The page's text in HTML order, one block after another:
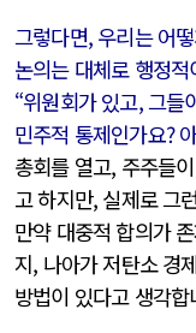
그렇다면, 우리는 어
논의는 대체로 행정
“위원회가 있고, 그들
민주적 통제인가요?
총회를 열고, 주주들
고 하지만, 실제로 그
만약 대중적 합의가
지, 나아가 저탄소 경
방법이 있다고 생각합